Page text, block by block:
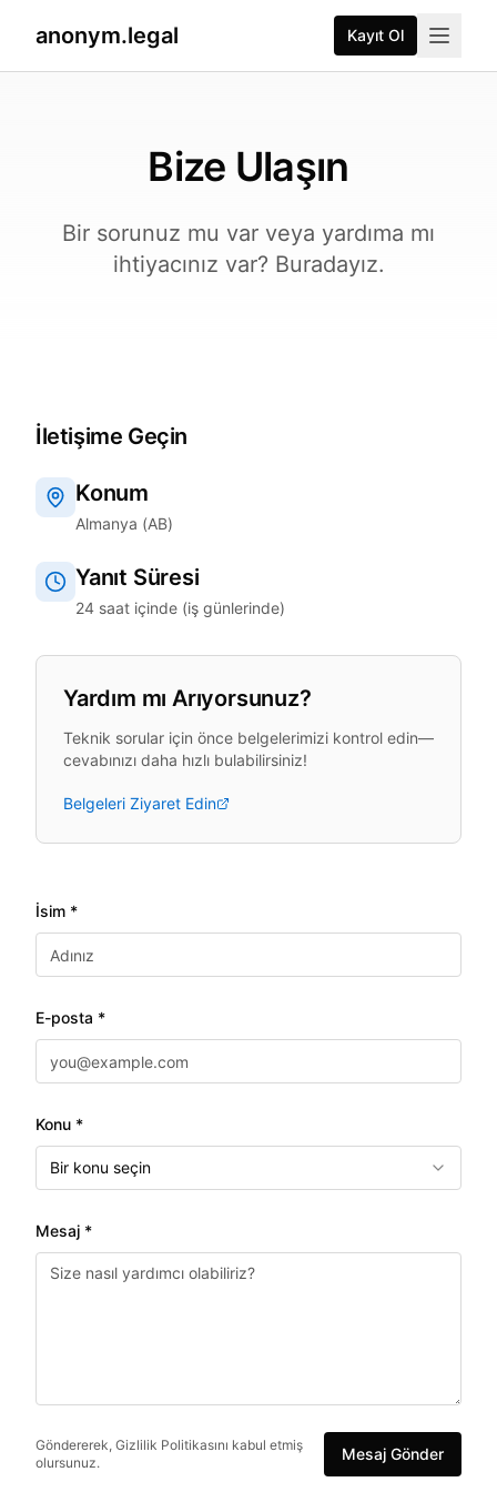
anonym.legal Kayıt Ol
Bize Ulaşın
Bir sorunuz mu var veya yardıma mı
ihtiyacınız var? Buradayız.
İletişime Geçin
Konum
Almanya (AB)
Yanıt Süresi
24 saat içinde (iş günlerinde)
Yardım mı Arıyorsunuz?
Teknik sorular için önce belgelerimizi kontrol edin—
cevabınızı daha hızlı bulabilirsiniz!
Belgeleri Ziyaret Edin
İsim *
E-posta *
Konu *
Bir konu seçin
Mesaj *
Göndererek, Gizlilik Politikasını kabul etmiş
olursunuz.
Mesaj Gönder